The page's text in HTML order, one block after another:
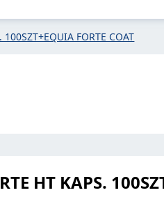
100SZT+EQUIA FORTE COAT
HT KAPS.